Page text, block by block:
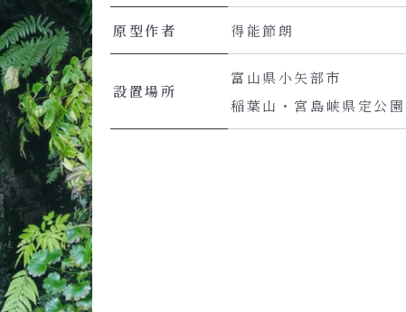
原型作者 得能節朗
設置場所
富山県小矢部市
稲葉山・宮島峡県定公園